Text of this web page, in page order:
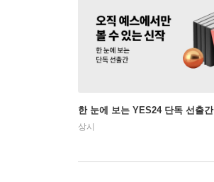
한 눈에 보는 YES24 단독 선출간
상시